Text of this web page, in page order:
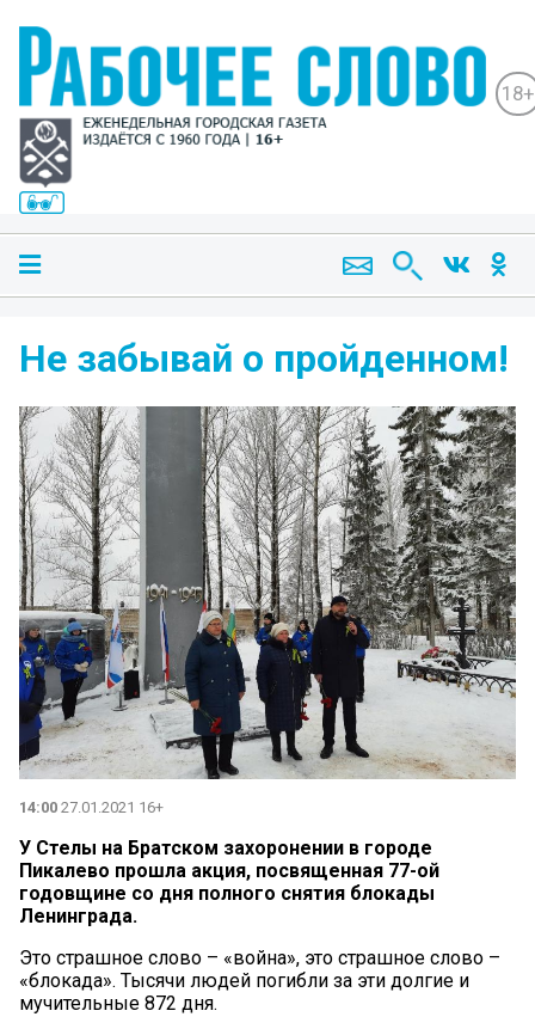
18+
Не забывай о пройденном!
14:00 27.01.2021 16+
У Стелы на Братском захоронении в городе
Пикалево прошла акция, посвященная 77-ой
годовщине со дня полного снятия блокады
Ленинграда.
Это страшное слово – «война», это страшное слово –
«блокада». Тысячи людей погибли за эти долгие и
мучительные 872 дня.